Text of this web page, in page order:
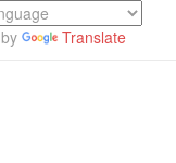
Translate